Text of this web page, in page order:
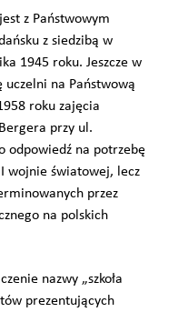
z Państwowym
z siedzibą w
1945 roku. Jeszcze w
na Państwową
roku zajęcia
przy ul.
odpowiedź na potrzebę
wojnie światowej, lecz
przez
na polskich
nazwy „szkoła
prezentujących